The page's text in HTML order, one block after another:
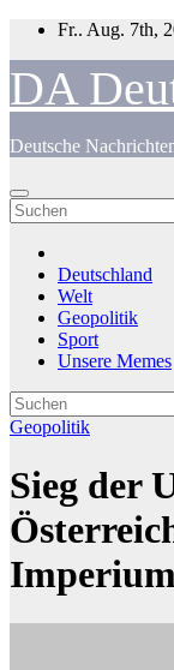
Zum
springen
Fr.. Aug. 7th,
DA
Deutsche
Deutschland
Welt
Geopolitik
Sport
Unsere Memes
Geopolitik
Sieg der